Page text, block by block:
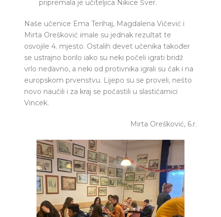
pripremala je učiteljica Nikice Šver.
Naše učenice Ema Terihaj, Magdalena Vičević i
Mirta Orešković imale su jednak rezultat te
osvojile 4. mjesto. Ostalih devet učenika također
se ustrajno borilo iako su neki počeli igrati bridž
vrlo nedavno, a neki od protivnika igrali su čak i na
europskom prvenstvu. Lijepo su se proveli, nešto
novo naučili i za kraj se počastili u slastičarnici
Vincek.
Mirta Orešković, 6.r.